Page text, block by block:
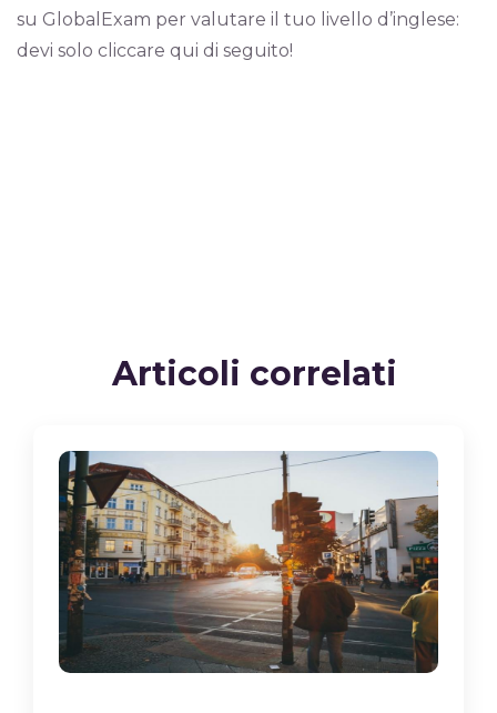
su GlobalExam per valutare il tuo livello d’inglese:
devi solo cliccare qui di seguito!
Articoli correlati